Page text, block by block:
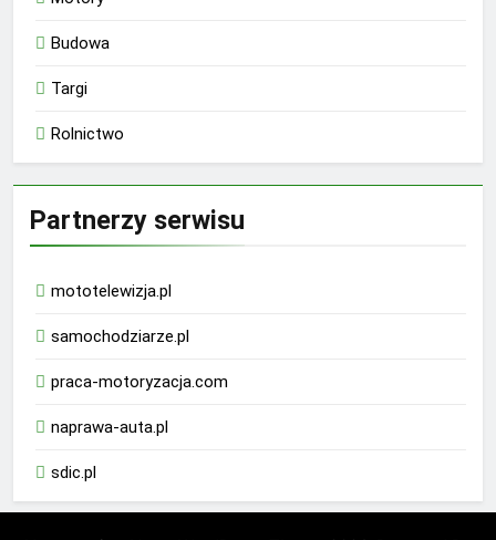
Budowa
Targi
Rolnictwo
Partnerzy serwisu
mototelewizja.pl
samochodziarze.pl
praca-motoryzacja.com
naprawa-auta.pl
sdic.pl